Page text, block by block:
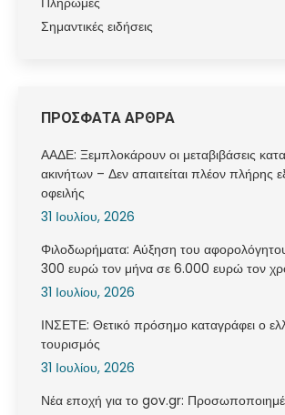
Σημαντικές ειδήσεις
ΠΡΟΣΦΑΤΑ ΑΡΘΡΑ
ΑΑΔΕ: Ξεμπλοκάρουν οι μεταβιβάσεις
ακινήτων – Δεν απαιτείται πλέον πλήρης
οφειλής
31 Ιουλίου, 2026
Φιλοδωρήματα: Αύξηση του
300 ευρώ τον μήνα σε 6.000 ευρώ τον
31 Ιουλίου, 2026
ΙΝΣΕΤΕ: Θετικό πρόσημο καταγράφει ο
τουρισμός
31 Ιουλίου, 2026
Νέα εποχή για το gov.gr: